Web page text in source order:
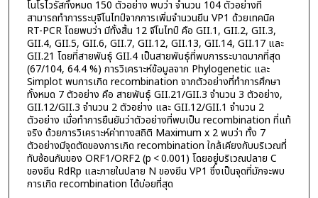
โนโรไวรัสทั้งหมด 150 ตัวอย่าง พบว่า จำนวน 104 ตัวอย่างที่
สามารถทำการระบุจีโนไทป์จากการเพิ่มจำนวนยีน VP1 ด้วยเทคนิค
RT-PCR โดยพบว่า มีทั้งสิ้น 12 จีโนไทป์ คือ GII.1, GII.2, GII.3,
GII.4, GII.5, GII.6, GII.7, GII.12, GII.13, GII.14, GII.17 และ
GII.21 โดยที่สายพันธุ์ GII.4 เป็นสายพันธุ์ที่พบการระบาดมากที่สุด
(67/104, 64.4 %) การวิเคราะห์ข้อมูลจาก Phylogenetic และ
Simplot พบการเกิด recombination จากตัวอย่างที่ทำการศึกษา
ทั้งหมด 7 ตัวอย่าง คือ สายพันธุ์ GII.21/GII.3 จำนวน 3 ตัวอย่าง,
GII.12/GII.3 จำนวน 2 ตัวอย่าง และ GII.12/GII.1 จำนวน 2
ตัวอย่าง เมื่อทำการยืนยันว่าตัวอย่างที่พบเป็น recombination ที่แท้
จริง ด้วยการวิเคราะห์ค่าทางสถิติ Maximum x 2 พบว่า ทั้ง 7
ตัวอย่างมีจุดตัดของการเกิด recombination ใกล้เคียงกับบริเวณที่
ทับซ้อนกันของ ORF1/ORF2 (p < 0.001) โดยอยู่บริเวณปลาย C
ของยีน RdRp และภายในปลาย N ของยีน VP1 ซึ่งเป็นจุดที่มักจะพบ
การเกิด recombination ได้บ่อยที่สุด